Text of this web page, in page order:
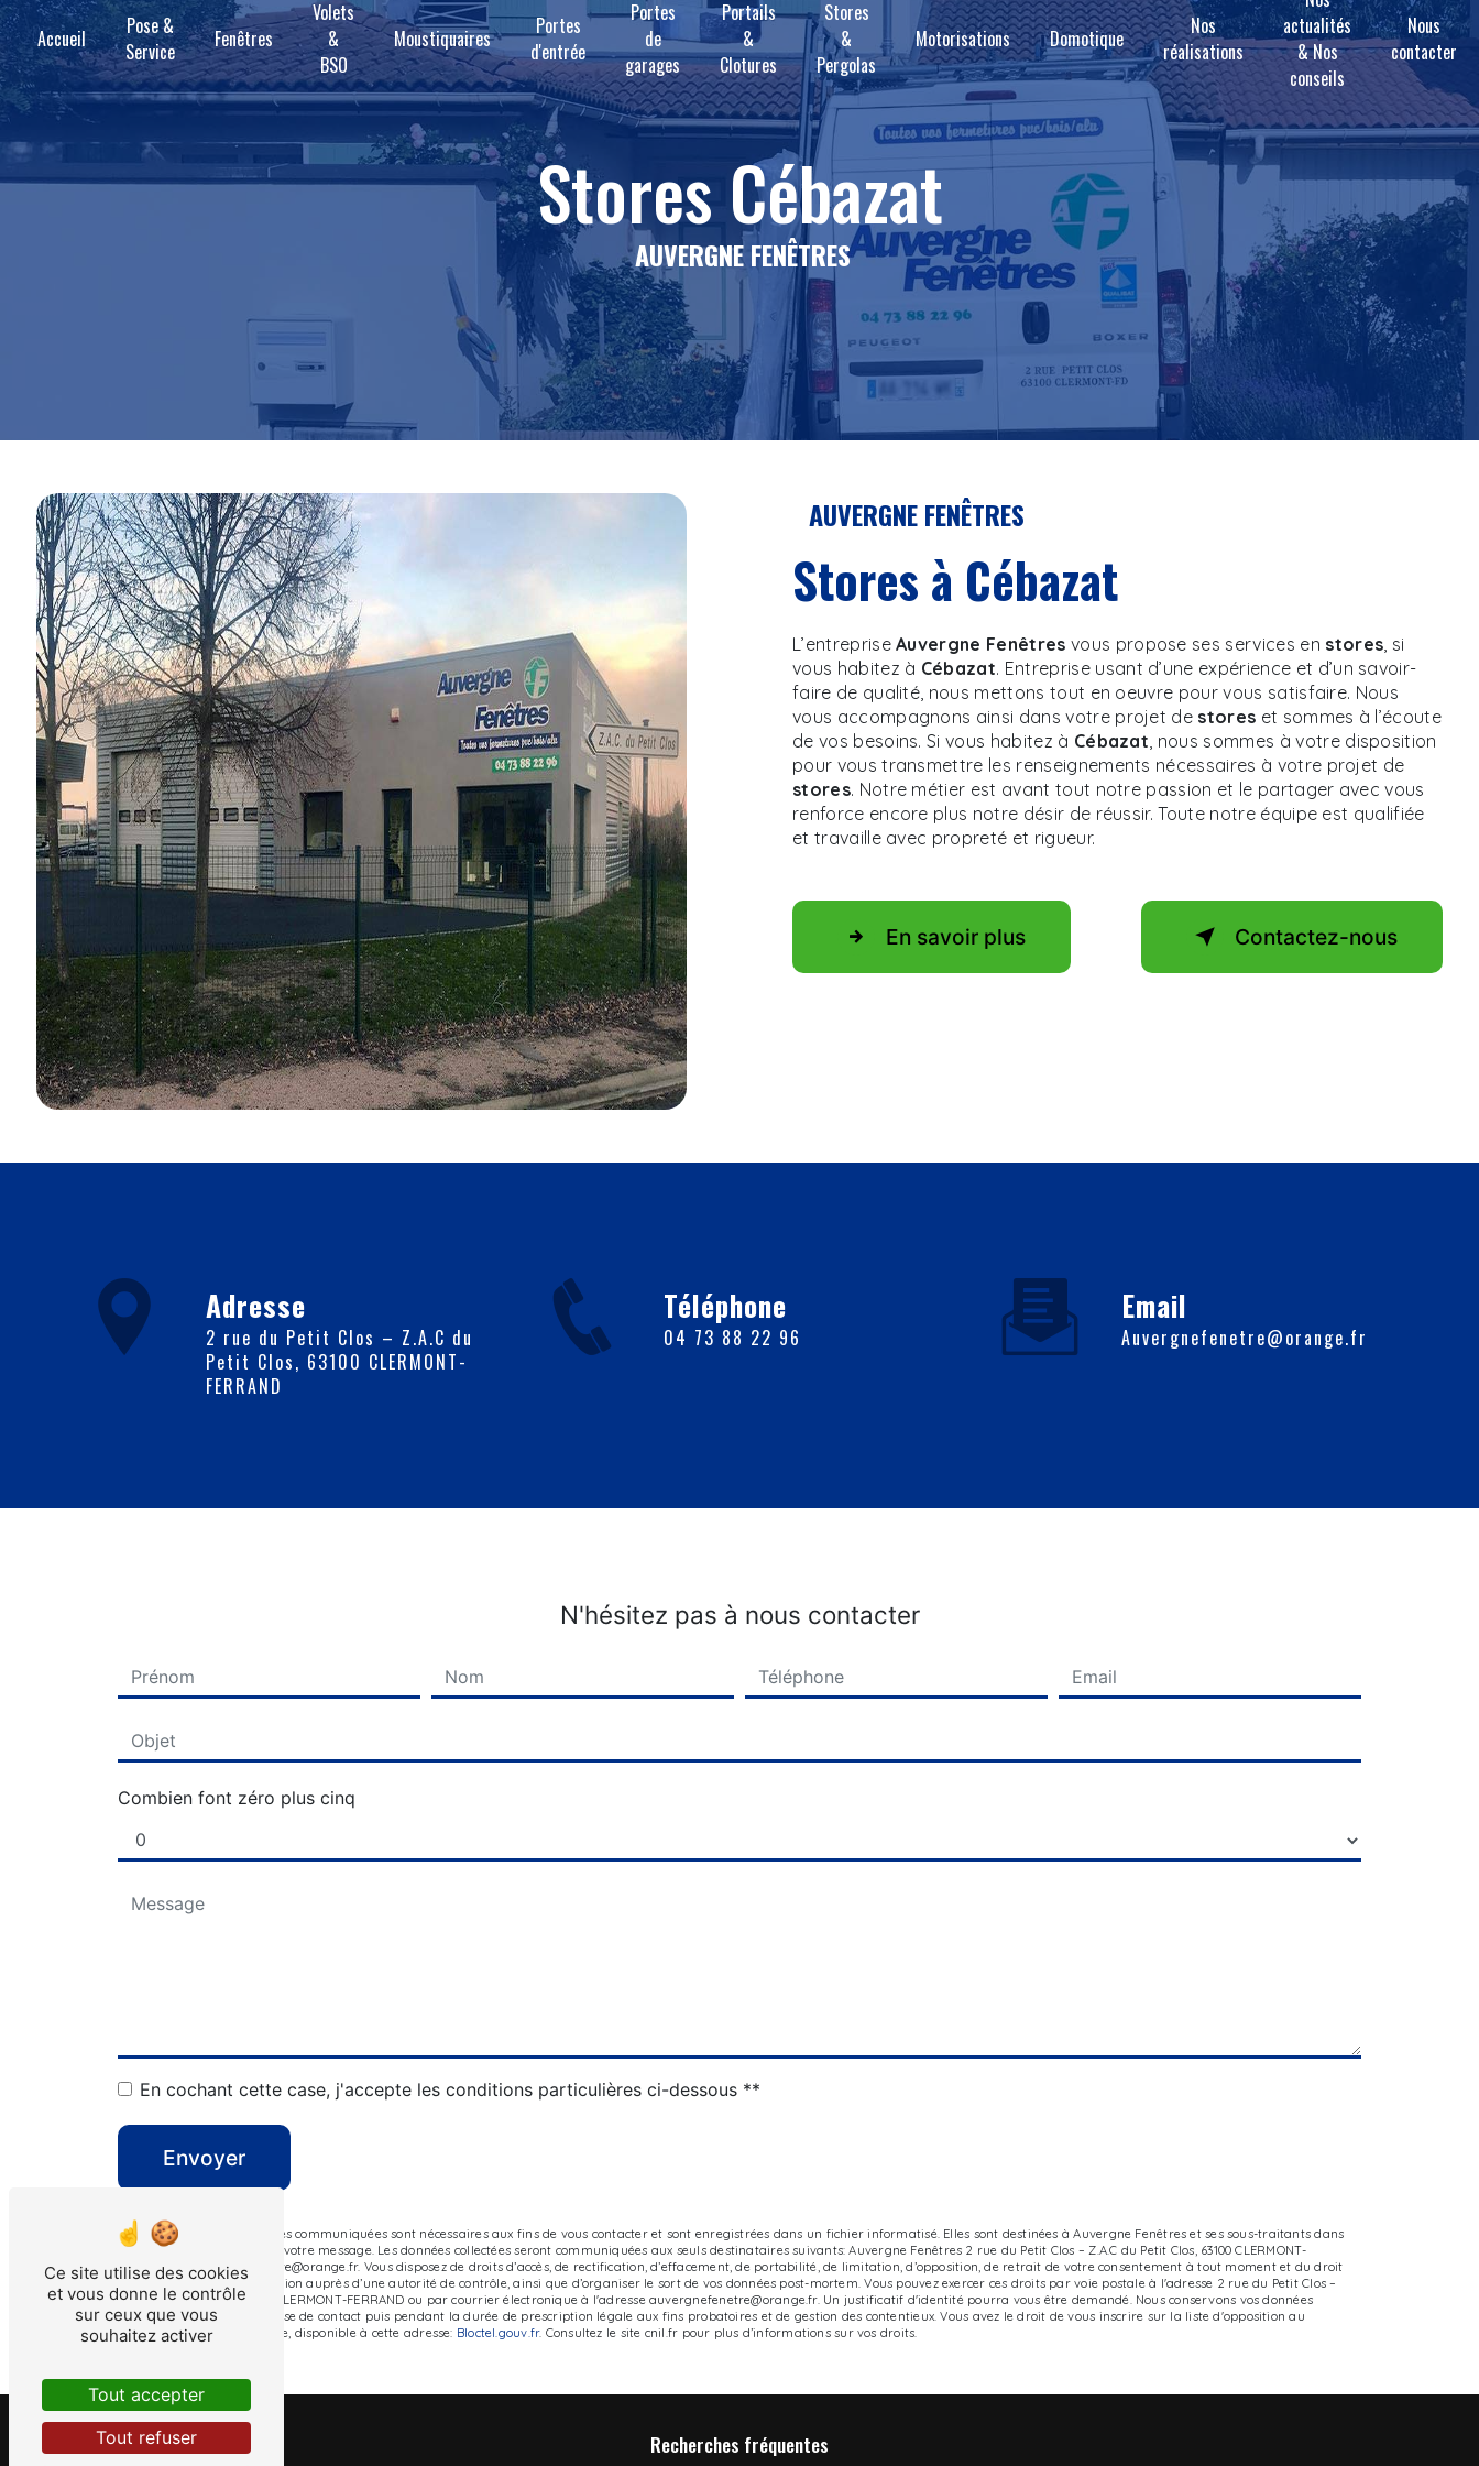
Accueil
Pose &
Service
Fenêtres
Volets
&
BSO
Moustiquaires
Portes
d'entrée
Portes
de
garages
Portails
&
Clotures
Stores
&
Pergolas
Motorisations Domotique
Nos
réalisations
actualités
& Nos
conseils
Nous
contacter
stores Cébazat
AUVERGNE FENÊTRES
AUVERGNE FENÊTRES
stores à Cébazat
L’entrepriseAuvergne Fenêtres vous propose ses services en stores , si
vous habitez à Cébazat. Entreprise usant d’une expérience et d’un savoir-
faire de qualité, nous mettons tout en oeuvre pour vous satisfaire. Nous
vous accompagnons ainsi dans votre projet de stores et sommes à l’écoute
de vos besoins. Si vous habitez à Cébazat , nous sommes à votre disposition
pour vous transmettre les renseignements nécessaires à votre projet de
stores. Notre métier est avant tout notre passion et le partager avec vous
renforce encore plus notre désir de réussir. Toute notre équipe est qualifiée
et travaille avec propreté et rigueur.
En savoir plus Contactez-nous
Adresse
2 rue du Petit Clos – Z.A.C du
Petit Clos, 63100 CLERMONT-
FERRAND
Téléphone
04 73 88 22 96
Email
auvergnefenetre@orange.fr
N'hésitez pas à nous contacter
Combien font zéro plus cinq
En cochant cette case, j'accepte les conditions particulières ci-dessous **
Envoyer
** Les données personnelles communiquées sont nécessaires aux fins de vous contacter et sont enregistrées dans un fichier informatisé. Elles sont destinées à Auvergne Fenêtres et ses sous-traitants dans
le seul but de répondre à votre message. Les données collectées seront communiquées aux seuls destinataires suivants: Auvergne Fenêtres 2 rue du Petit Clos – Z.A.C du Petit Clos, 63100 CLERMONT-
FERRAND auvergnefenetre@orange.fr. Vous disposez de droits d’accès, de rectification, d’effacement, de portabilité, de limitation, d’opposition, de retrait de votre consentement à tout moment et du droit
d’introduire une réclamation auprès d’une autorité de contrôle, ainsi que d’organiser le sort de vos données post-mortem. Vous pouvez exercer ces droits par voie postale à l'adresse 2 rue du Petit Clos –
Z.A.C du Petit Clos, 63100 CLERMONT-FERRAND ou par courrier électronique à l'adresse auvergnefenetre@orange.fr. Un justificatif d'identité pourra vous être demandé. Nous conservons vos données
pendant la période de prise de contact puis pendant la durée de prescription légale aux fins probatoires et de gestion des contentieux. Vous avez le droit de vous inscrire sur la liste d'opposition au
démarchage téléphonique, disponible à cette adresse:
Bloctel.gouv.fr. Consultez le site cnil.fr pour plus d’informations sur vos droits.
Recherches fréquentes
Panneau de gestion des cookies
Ce site utilise des cookies
et vous donne le contrôle
sur ceux que vous
souhaitez activer
Tout accepter
Tout refuser